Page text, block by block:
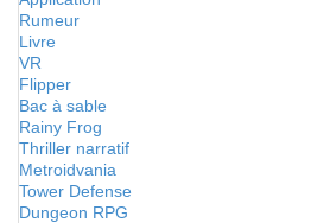
Rumeur
Livre
VR
Flipper
Bac à sable
Rainy Frog
Thriller narratif
Metroidvania
Tower Defense
Dungeon RPG